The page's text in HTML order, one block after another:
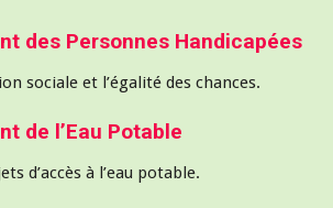
des Personnes Handicapées
sociale et l’égalité des chances.
de l’Eau Potable
d’accès à l’eau potable.